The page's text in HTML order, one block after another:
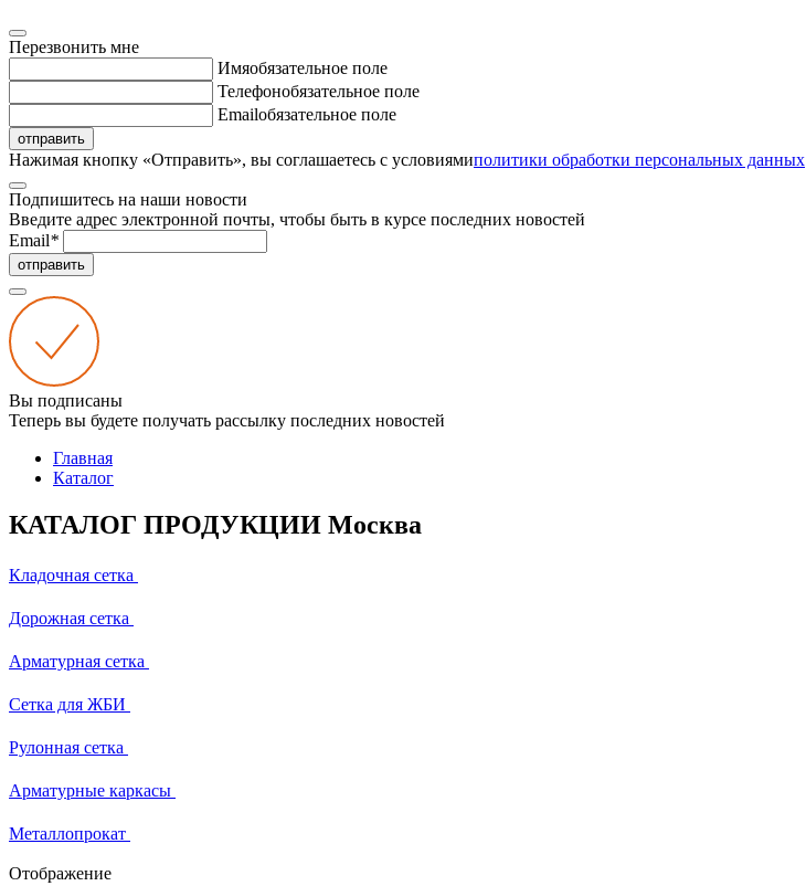
Перезвонить мне
Имяобязательное поле
Телефонобязательное поле
Emailобязательное поле
отправить
Нажимая кнопку «Отправить», вы соглашаетесь с условиямиполитики обработки персональных данных
Подпишитесь на наши новости
Введите адрес электронной почты, чтобы быть в курсе последних новостей
Email*
отправить
Вы подписаны
Теперь вы будете получать рассылку последних новостей
Главная
Каталог
КАТАЛОГ ПРОДУКЦИИ Москва
Кладочная сетка
Дорожная сетка
Арматурная сетка
Сетка для ЖБИ
Рулонная сетка
Арматурные каркасы
Металлопрокат
Отображение